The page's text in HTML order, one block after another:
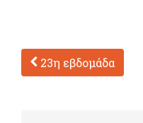
23η εβδομάδα